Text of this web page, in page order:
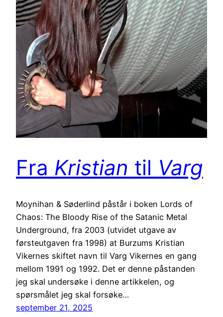
Fra Kristian til Varg
Moynihan & Søderlind påstår i boken Lords of
Chaos: The Bloody Rise of the Satanic Metal
Underground, fra 2003 (utvidet utgave av
førsteutgaven fra 1998) at Burzums Kristian
Vikernes skiftet navn til Varg Vikernes en gang
mellom 1991 og 1992. Det er denne påstanden
jeg skal undersøke i denne artikkelen, og
spørsmålet jeg skal forsøke…
september 21, 2025